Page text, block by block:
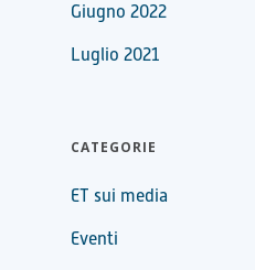
Giugno 2022
Luglio 2021
CATEGORIE
ET sui media
Eventi